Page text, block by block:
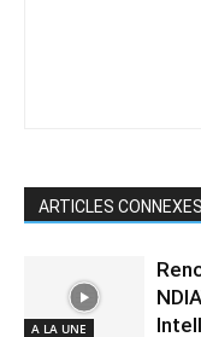
ARTICLES CONNEXES
A LA UNE